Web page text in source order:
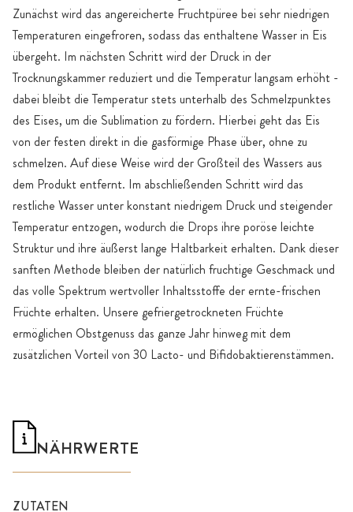
Zunächst wird das angereicherte Fruchtpüree bei sehr niedrigen
Temperaturen eingefroren, sodass das enthaltene Wasser in Eis
übergeht. Im nächsten Schritt wird der Druck in der
Trocknungskammer reduziert und die Temperatur langsam erhöht -
dabei bleibt die Temperatur stets unterhalb des Schmelzpunktes
des Eises, um die Sublimation zu fördern. Hierbei geht das Eis
von der festen direkt in die gasförmige Phase über, ohne zu
schmelzen. Auf diese Weise wird der Großteil des Wassers aus
dem Produkt entfernt. Im abschließenden Schritt wird das
restliche Wasser unter konstant niedrigem Druck und steigender
Temperatur entzogen, wodurch die Drops ihre poröse leichte
Struktur und ihre äußerst lange Haltbarkeit erhalten. Dank dieser
sanften Methode bleiben der natürlich fruchtige Geschmack und
das volle Spektrum wertvoller Inhaltsstoffe der ernte-frischen
Früchte erhalten. Unsere gefriergetrockneten Früchte
ermöglichen Obstgenuss das ganze Jahr hinweg mit dem
zusätzlichen Vorteil von 30 Lacto- und Bifidobaktierenstämmen.
NÄHRWERTE
ZUTATEN